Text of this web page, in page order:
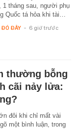
1 tháng sau, người phụ
Quốc tá hỏa khi tài…
ĐÓ ĐÂY - 6 giờ trước
thường bỗng
cãi nảy lửa:
đôi khi chỉ mất vài
một bình luận, trong